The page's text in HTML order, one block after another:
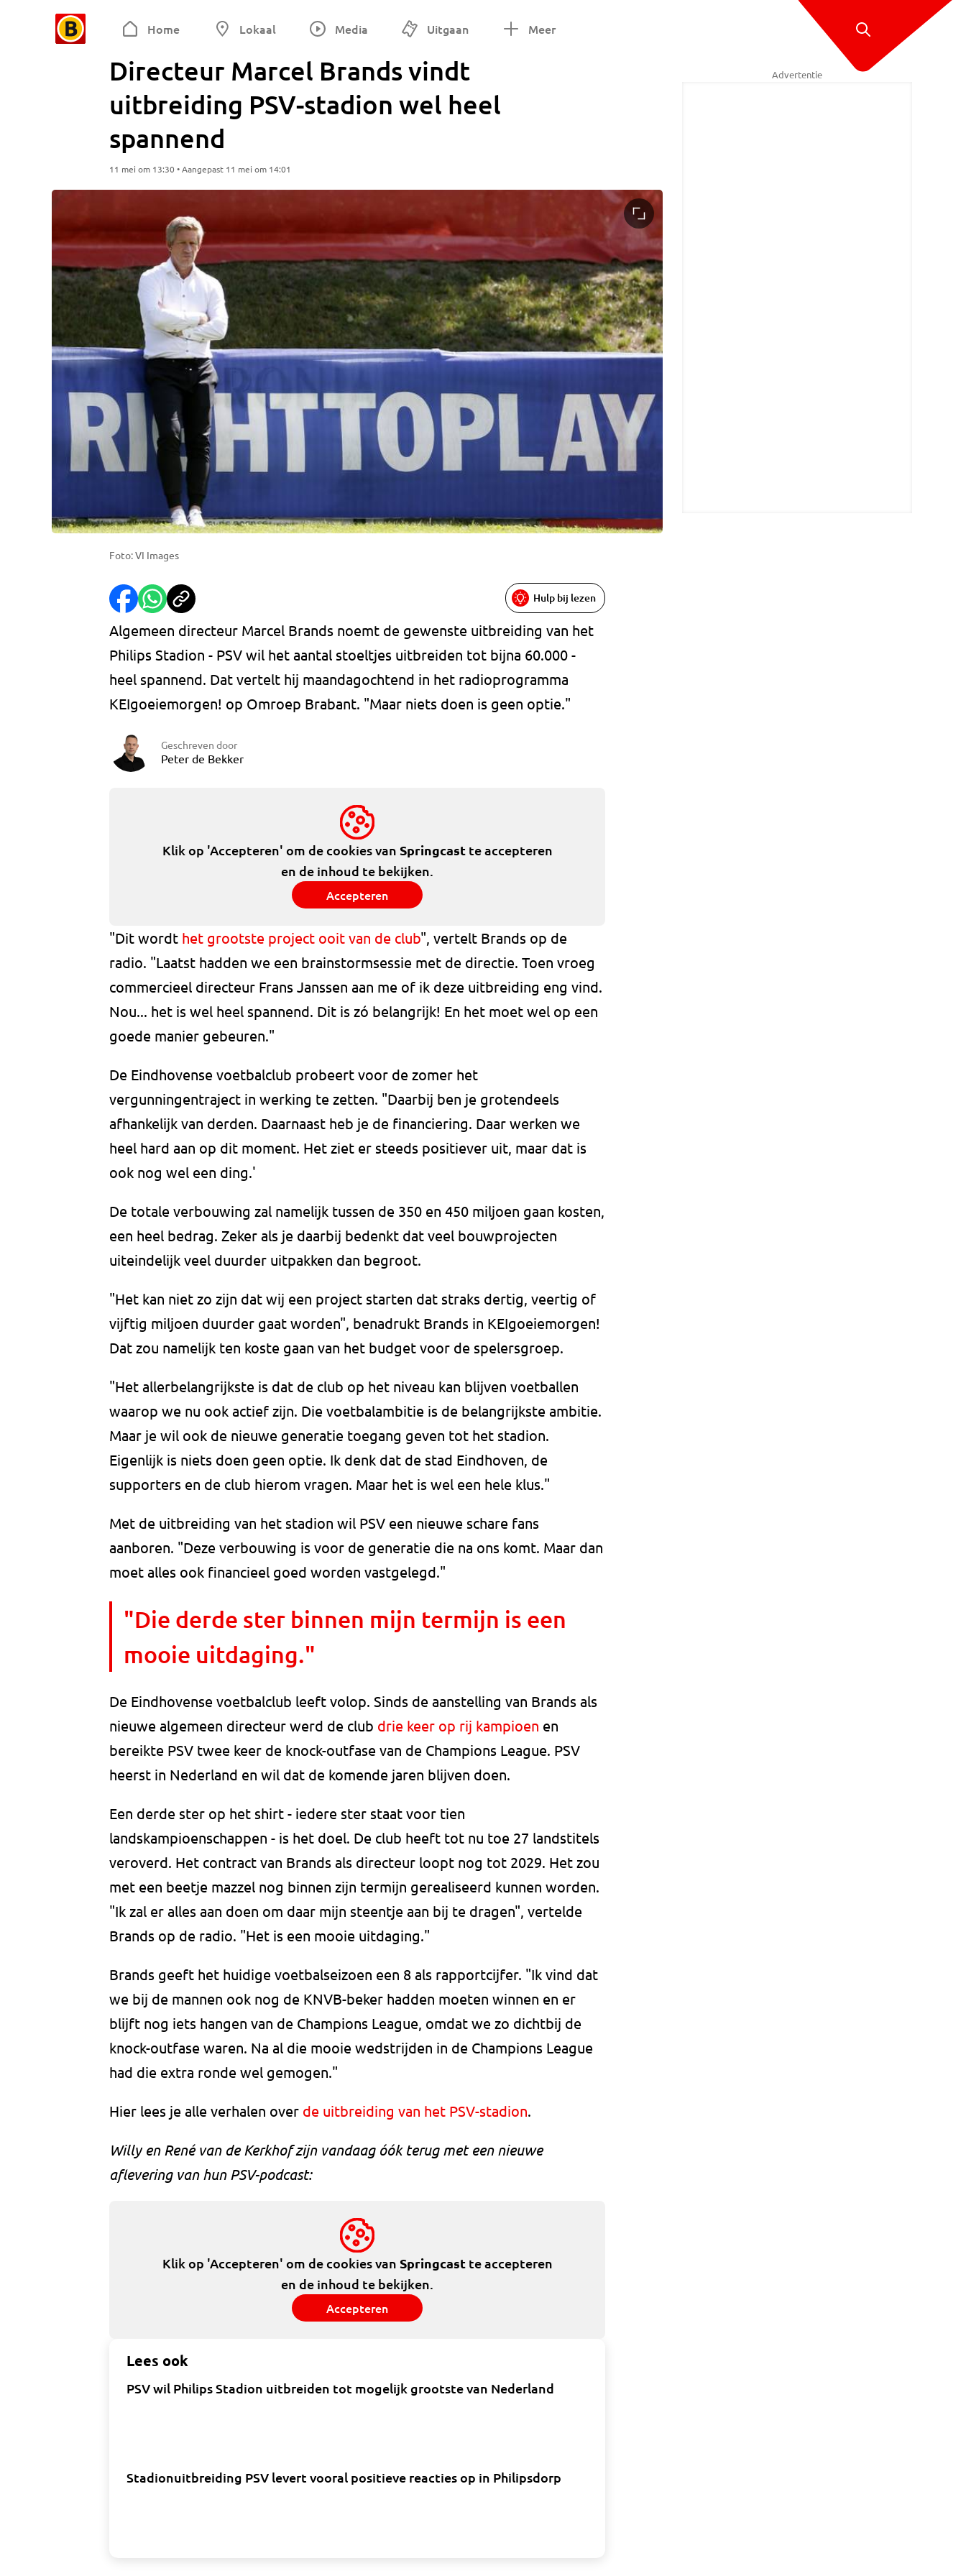
Home Lokaal Media Uitgaan Meer
Directeur Marcel Brands vindt
uitbreiding PSV-stadion wel heel
spannend
11 mei om 13:30 • Aangepast 11 mei om 14:01
Foto: VI Images
Hulp bij lezen
Algemeen directeur Marcel Brands noemt de gewenste uitbreiding van het
Philips Stadion - PSV wil het aantal stoeltjes uitbreiden tot bijna 60.000 -
heel spannend. Dat vertelt hij maandagochtend in het radioprogramma
KEIgoeiemorgen! op Omroep Brabant. "Maar niets doen is geen optie."
Geschreven door
Peter de Bekker
Klik op 'Accepteren' om de cookies van Springcastte accepteren
en de inhoud te bekijken.
Accepteren
"Dit wordt het grootste project ooit van de club", vertelt Brands op de
radio. "Laatst hadden we een brainstormsessie met de directie. Toen vroeg
commercieel directeur Frans Janssen aan me of ik deze uitbreiding eng vind.
Nou... het is wel heel spannend. Dit is zó belangrijk! En het moet wel op een
goede manier gebeuren."
De Eindhovense voetbalclub probeert voor de zomer het
vergunningentraject in werking te zetten. "Daarbij ben je grotendeels
afhankelijk van derden. Daarnaast heb je de financiering. Daar werken we
heel hard aan op dit moment. Het ziet er steeds positiever uit, maar dat is
ook nog wel een ding.'
De totale verbouwing zal namelijk tussen de 350 en 450 miljoen gaan kosten,
een heel bedrag. Zeker als je daarbij bedenkt dat veel bouwprojecten
uiteindelijk veel duurder uitpakken dan begroot.
"Het kan niet zo zijn dat wij een project starten dat straks dertig, veertig of
vijftig miljoen duurder gaat worden", benadrukt Brands in KEIgoeiemorgen!
Dat zou namelijk ten koste gaan van het budget voor de spelersgroep.
"Het allerbelangrijkste is dat de club op het niveau kan blijven voetballen
waarop we nu ook actief zijn. Die voetbalambitie is de belangrijkste ambitie.
Maar je wil ook de nieuwe generatie toegang geven tot het stadion.
Eigenlijk is niets doen geen optie. Ik denk dat de stad Eindhoven, de
supporters en de club hierom vragen. Maar het is wel een hele klus."
Met de uitbreiding van het stadion wil PSV een nieuwe schare fans
aanboren. "Deze verbouwing is voor de generatie die na ons komt. Maar dan
moet alles ook financieel goed worden vastgelegd."
"Die derde ster binnen mijn termijn is een
mooie uitdaging."
De Eindhovense voetbalclub leeft volop. Sinds de aanstelling van Brands als
nieuwe algemeen directeur werd de club drie keer op rij kampioen en
bereikte PSV twee keer de knock-outfase van de Champions League. PSV
heerst in Nederland en wil dat de komende jaren blijven doen.
Een derde ster op het shirt - iedere ster staat voor tien
landskampioenschappen - is het doel. De club heeft tot nu toe 27 landstitels
veroverd. Het contract van Brands als directeur loopt nog tot 2029. Het zou
met een beetje mazzel nog binnen zijn termijn gerealiseerd kunnen worden.
"Ik zal er alles aan doen om daar mijn steentje aan bij te dragen", vertelde
Brands op de radio. "Het is een mooie uitdaging."
Brands geeft het huidige voetbalseizoen een 8 als rapportcijfer. "Ik vind dat
we bij de mannen ook nog de KNVB-beker hadden moeten winnen en er
blijft nog iets hangen van de Champions League, omdat we zo dichtbij de
knock-outfase waren. Na al die mooie wedstrijden in de Champions League
had die extra ronde wel gemogen."
Hier lees je alle verhalen over de uitbreiding van het PSV-stadion.
Willy en René van de Kerkhof zijn vandaag óók terug met een nieuwe
aflevering van hun PSV-podcast:
Klik op 'Accepteren' om de cookies van Springcastte accepteren
en de inhoud te bekijken.
Accepteren
Lees ook
PSV wil Philips Stadion uitbreiden tot mogelijk grootste van Nederland
Stadionuitbreiding PSV levert vooral positieve reacties op in Philipsdorp
Advertentie